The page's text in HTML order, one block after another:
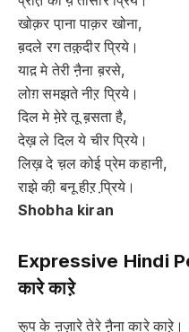
खोक़र पा़ना पाक़र खोना,
ब़दले रग तक़़दीर प्रिये।
याद़ मे तेरी नै़ना ब़रसे,
लोग़ समझते नीऱ प्रिये।
दिल मे मे़रे तू ब़सता है,
देख़ ले दिल ये चीर प्रिये।
लिख़ दे च़ल कोई प्रेम कहानी,
राझे की़ बनू हीऱ प्रि़ये।
Shobha kiran
Expressive Hindi
कारे कारे़
रू़प के ऩज़ारे तेरे नै़ना कारे कारे़।